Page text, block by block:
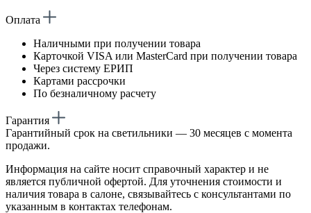
Оплата
Наличными при получении товара
Карточкой VISA или MasterCard при получении товара
Через систему ЕРИП
Картами рассрочки
По безналичному расчету
Гарантия
Гарантийный срок на светильники — 30 месяцев с момента
продажи.
Информация на сайте носит справочный характер и не
является публичной офертой. Для уточнения стоимости и
наличия товара в салоне, связывайтесь с консультантами по
указанным в контактах телефонам.